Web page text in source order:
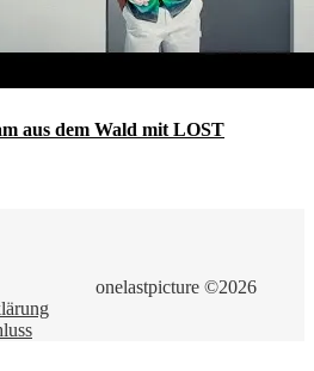
aus dem Wald mit LOST
onelastpicture ©2026